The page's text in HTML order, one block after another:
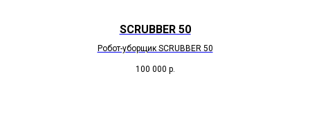
SCRUBBER 50
Робот-уборщик SCRUBBER 50
100 000 р.